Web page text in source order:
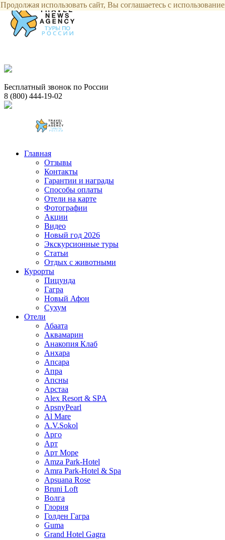
Бесплатный звонок по России
8 (800) 444-19-02
Главная
Отзывы
Контакты
Гарантии и награды
Способы оплаты
Отели на карте
Фотографии
Акции
Видео
Новый год 2026
Экскурсионные туры
Статьи
Отдых с животными
Курорты
Пицунда
Гагра
Новый Афон
Сухум
Отели
Абаата
Аквамарин
Анакопия Клаб
Анхара
Апсара
Апра
Апсны
Арстаа
Alex Resort & SPA
ApsnyPearl
Al Mare
A.V.Sokol
Арго
Арт
Арт Море
Amza Park-Hotel
Amra Park-Hotel & Spa
Apsuana Rose
Bruni Loft
Волга
Глория
Голден Гагра
Guma
Grand Hotel Gagra
Продолжая использовать сайт, Вы соглашаетесь с